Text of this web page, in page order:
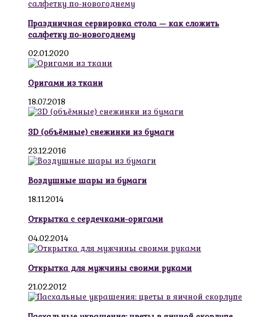
Праздничная сервировка стола — как сложить
салфетку по-новогоднему
02.01.2020
Оригами из ткани
18.07.2018
3D (объёмные) снежинки из бумаги
23.12.2016
Воздушные шары из бумаги
18.11.2014
Открытка с сердечками-оригами
04.02.2014
Открытка для мужчины своими руками
21.02.2012